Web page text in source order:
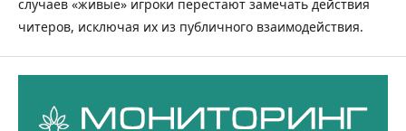
случаев «живые» игроки перестают замечать действия
читеров, исключая их из публичного взаимодействия.